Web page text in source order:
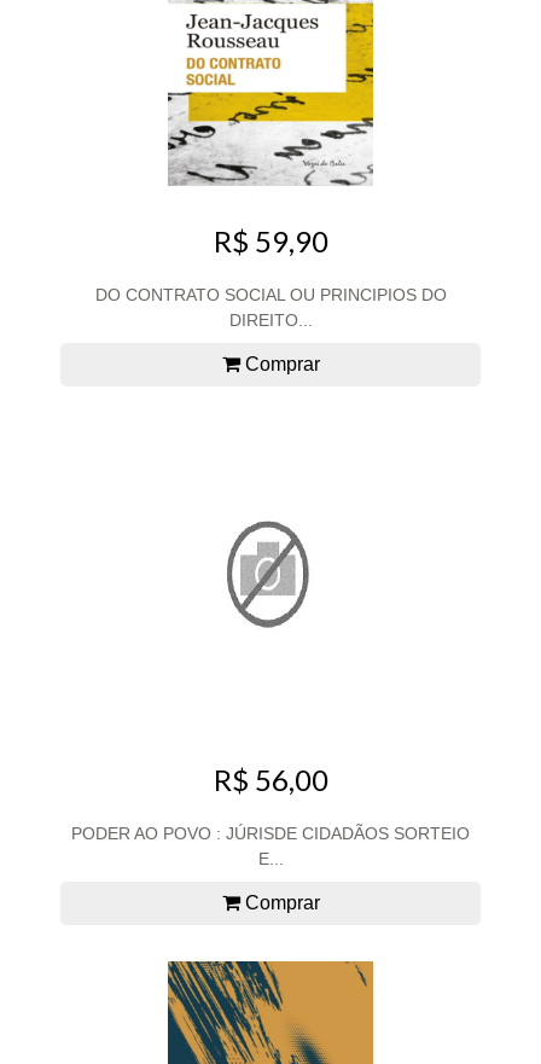
R$ 59,90
DO CONTRATO SOCIAL OU PRINCIPIOS DO
DIREITO...
Comprar
R$ 56,00
PODER AO POVO : JÚRISDE CIDADÃOS SORTEIO
E...
Comprar